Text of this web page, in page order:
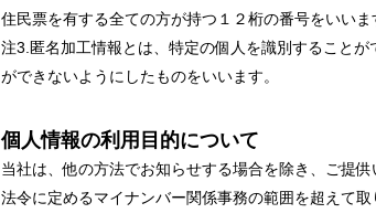
住民票を有する全ての方が持つ１２桁の番号をいいま
注3.匿名加工情報とは、特定の個人を識別すること
ができないようにしたものをいいます。
個人情報の利用目的について
当社は、他の方法でお知らせする場合を除き、ご提
法令に定めるマイナンバー関係事務の範囲を超えて取